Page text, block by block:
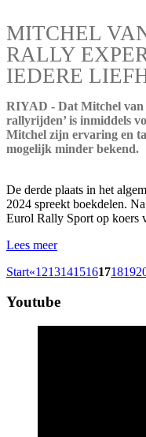
MITCHEL
RALLY
IEDERE
RIYAD - Dat Mitchel van
rallyrijden’ is inmiddels
Mitchel zijn ervaring en
mogelijk minder bekend.
De derde plaats in het
2024 spreekt boekdelen.
Eurol Rally Sport op koers
Lees meer
Start«1213141516171819
Youtube